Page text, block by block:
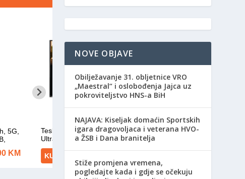
NOVE OBJAVE
Obilježavanje 31. obljetnice VRO
„Maestral“ i oslobođenja Jajca uz
pokroviteljstvo HNS-a BiH
NAJAVA: Kiseljak domaćin Sportskih
igara dragovoljaca i veterana HVO-
a ŽSB i Dana branitelja
Stiže promjena vremena,
pogledajte kada i gdje se očekuju